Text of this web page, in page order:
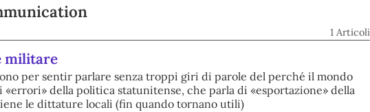
1 Articoli
militare
per sentir parlare senza troppi giri di parole del perché il mondo
«errori» della politica statunitense, che parla di «esportazione» della
le dittature locali (fin quando tornano utili)